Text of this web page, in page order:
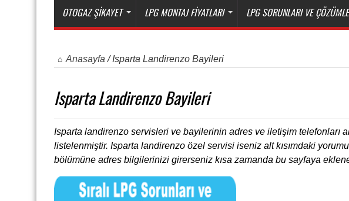
OTOGAZ ŞIKAYET LPG MONTAJ FIYATLARI LPG SORUNLARI VE
Anasayfa /Isparta Landirenzo Bayileri
Isparta Landirenzo Bayileri
Isparta landirenzo servisleri ve bayilerinin adres ve iletişim telefonları
listelenmiştir. Isparta landirenzo özel servisi iseniz alt kısımdaki
bölümüne adres bilgilerinizi girerseniz kısa zamanda bu sayfaya